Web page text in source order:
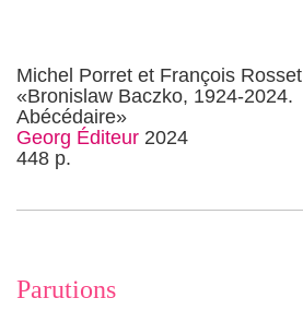
Michel Porret et François Rosset
«Bronislaw Baczko, 1924-2024.
Abécédaire»
Georg Éditeur 2024
448 p.
Parutions